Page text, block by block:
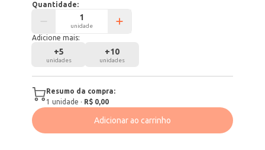
Quantidade:
unidade
Adicione mais:
+5
unidades
+10
unidades
Resumo da compra:
1 unidade · R$ 0,00
Adicionar ao carrinho